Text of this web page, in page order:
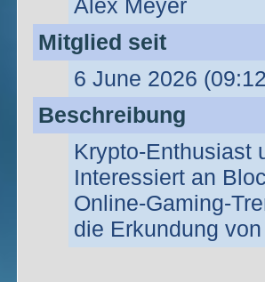
Alex Meyer
Mitglied seit
6 June 2026
Beschreibung
Krypto-Enthusiast
Interessiert an
Online-Gaming-
die Erkundung